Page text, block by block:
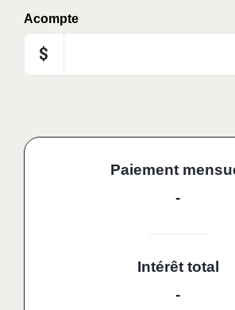
Acompte
$
Paiement
-
Intérêt total
-